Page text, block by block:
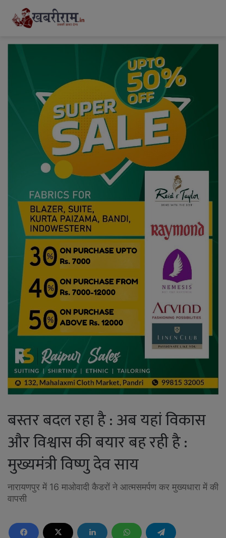
बस्तर बदल रहा है : अब यहां विकास
और विश्वास की बयार बह रही है :
मुख्यमंत्री विष्णु देव साय
नारायणपुर में 16 माओवादी कैडरों ने आत्मसमर्पण कर मुख्यधारा में की
वापसी